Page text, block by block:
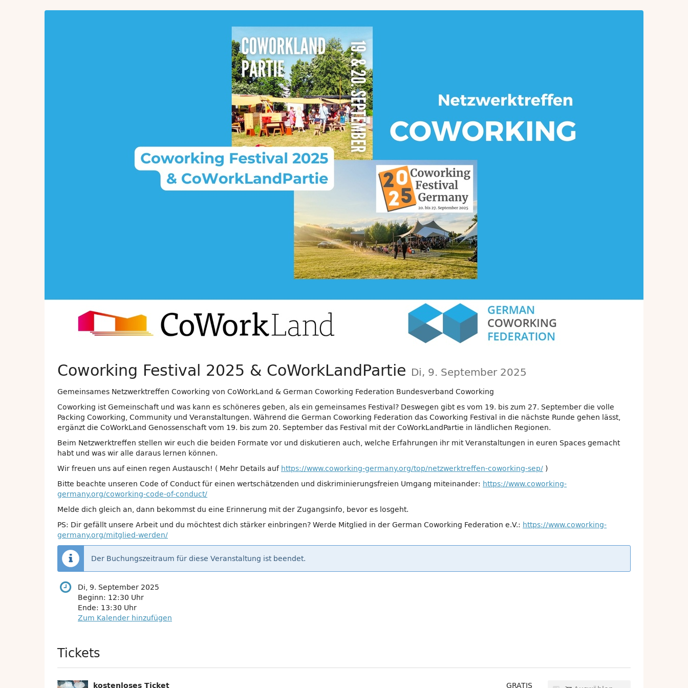
Coworking Festival 2025 & CoWorkLandPartie Di, 9. September 2025
Gemeinsames Netzwerktreffen Coworking von CoWorkLand & German Coworking Federation Bundesverband Coworking
Coworking ist Gemeinschaft und was kann es schöneres geben, als ein gemeinsames Festival? Deswegen gibt es vom 19. bis zum 27. September die volle
Packing Coworking, Community und Veranstaltungen. Während die German Coworking Federation das Coworking Festival in die nächste Runde gehen lässt,
ergänzt die CoWorkLand Genossenschaft vom 19. bis zum 20. September das Festival mit der CoWorkLandPartie in ländlichen Regionen.
Beim Netzwerktreffen stellen wir euch die beiden Formate vor und diskutieren auch, welche Erfahrungen ihr mit Veranstaltungen in euren Spaces gemacht
habt und was wir alle daraus lernen können.
Wir freuen uns auf einen regen Austausch! ( Mehr Details aufhttps://www.coworking-germany.org/top/netzwerktreffen-coworking-sep/ )
Bitte beachte unseren Code of Conduct für einen wertschätzenden und diskriminierungsfreien Umgang miteinander: https://www.coworking-
germany.org/coworking-code-of-conduct/
Melde dich gleich an, dann bekommst du eine Erinnerung mit der Zugangsinfo, bevor es losgeht.
PS: Dir gefällt unsere Arbeit und du möchtest dich stärker einbringen? Werde Mitglied in der German Coworking Federation e.V.: https://www.coworking-
germany.org/mitglied-werden/
Der Buchungszeitraum für diese Veranstaltung ist beendet.
Di, 9. September 2025
Beginn: 12:30 Uhr
Ende: 13:30 Uhr
Zum Kalender hinzufügen
Produkte
Tickets
kostenloses Ticket GRATIS